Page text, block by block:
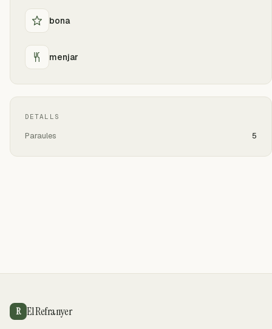
bona
menjar
DETALLS
Paraules 5
R El Refranyer